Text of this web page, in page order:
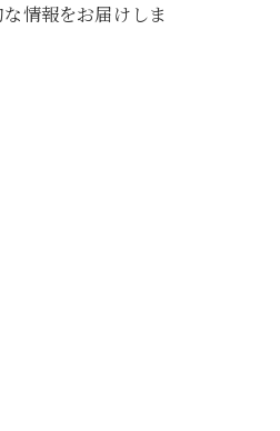
情報をお届けしま